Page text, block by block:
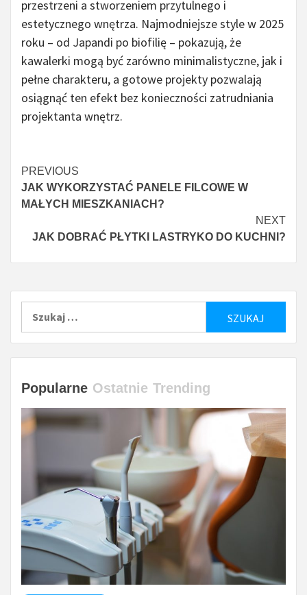
przestrzeni a stworzeniem przytulnego i
estetycznego wnętrza. Najmodniejsze style w 2025
roku – od Japandi po biofilię – pokazują, że
kawalerki mogą być zarówno minimalistyczne, jak i
pełne charakteru, a gotowe projekty pozwalają
osiągnąć ten efekt bez konieczności zatrudniania
projektanta wnętrz.
Czytaj
więcej
PREVIOUS
JAK WYKORZYSTAĆ PANELE FILCOWE W
MAŁYCH MIESZKANIACH?
NEXT
JAK DOBRAĆ PŁYTKI LASTRYKO DO KUCHNI?
Popularne Ostatnie Trending